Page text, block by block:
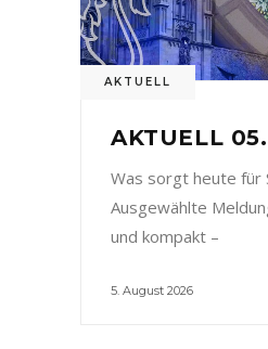
AKTUELL
AKTUELL
Was sorgt heute für
Ausgewählte
und kompakt –
5. August 2026